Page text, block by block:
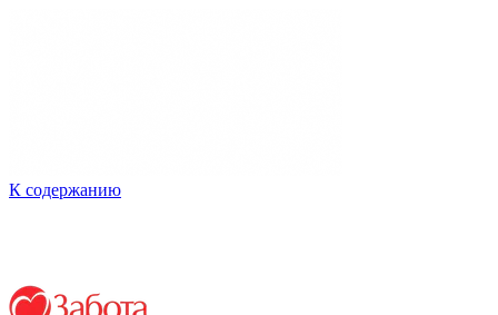
К содержанию